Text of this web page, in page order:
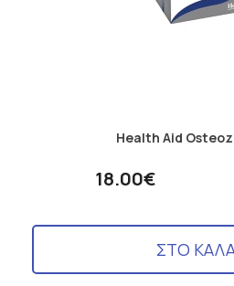
Health Aid
18.00€
ΣΤΟ